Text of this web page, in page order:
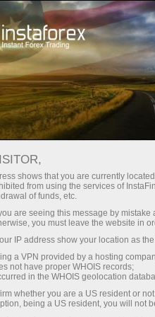
Hisob-varag'ini tez ochish
Endi ish
uchun
Investorlar
новости
varag‘ini ochish
shows that you are currently
from using the services of
of funds, etc.
are seeing this message by
you must leave the website in
IP address show your location as
a VPN provided by a hosting
not have proper WHOIS records;
in the WHOIS geolocation
whether you are a US resident or
being a US resident, you will not